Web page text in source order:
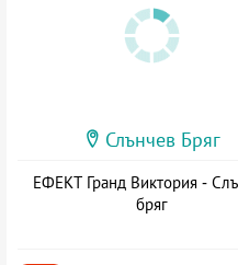
Слънчев Бряг
ЕФЕКТ Гранд Виктория -
бряг